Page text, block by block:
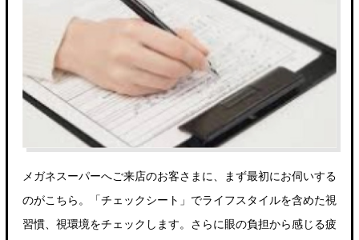
メガネスーパーへご来店のお客さまに、まず最初にお伺いする
のがこちら。「チェックシート」でライフスタイルを含めた視
習慣、視環境をチェックします。さらに眼の負担から感じる疲